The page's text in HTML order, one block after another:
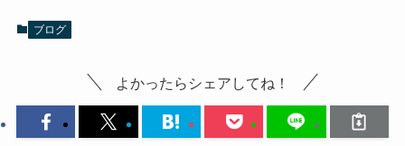
ブログ
よかったらシェアしてね！